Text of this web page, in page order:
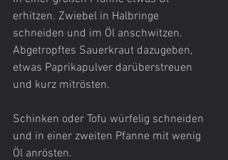
erhitzen. Zwiebel in Halbringe
schneiden und im Öl anschwitzen.
Abgetropftes Sauerkraut dazugeben,
etwas Paprikapulver darüberstreuen
und kurz mitrösten.
Schinken oder Tofu würfelig schneiden
und in einer zweiten Pfanne mit wenig
Öl anrösten.